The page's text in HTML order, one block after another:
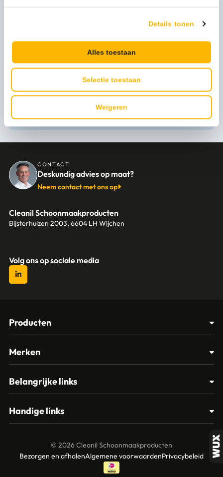
Details tonen
Alles toestaan
Selectie toestaan
Weigeren
Meer productinformatie
Persoonlijk advies nodig?
CONTACT
Deskundig advies op maat?
Neem contact met ons op
Cleanil Schoonmaakproducten
Bijsterhuizen 2003, 6604 LH Wijchen
Volg ons op sociale media
Producten
Glasbewassing
Materialen
Papier – Dispensers - Toiletinrichting
Merken
Spectro
Vikan
Vileda
Belangrijke links
Contact
Mijn account
Handige links
Over ons
© 2026 Cleanil Schoonmaakproducten
Bezorgen en afhalenAlgemene voorwaardenPrivacybeleid